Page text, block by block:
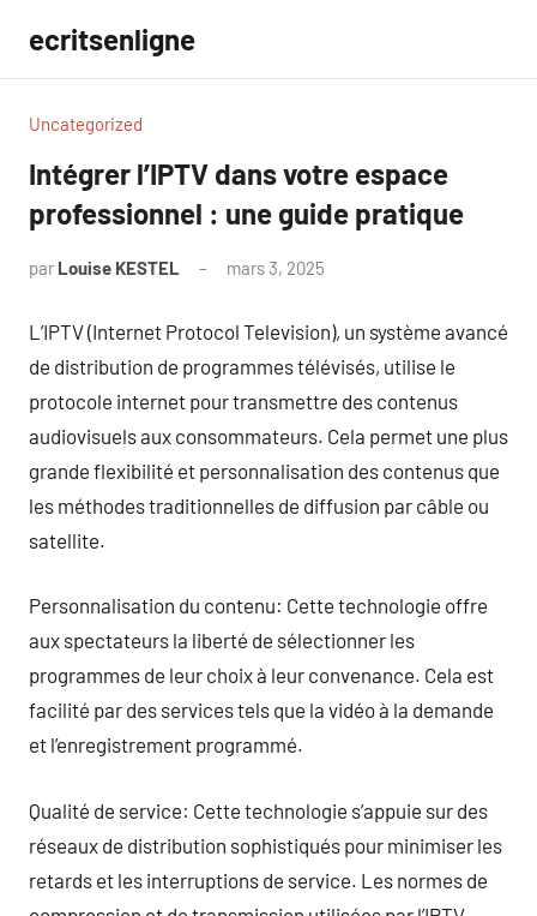
contenu
ecritsenligne
Uncategorized
Intégrer l’IPTV dans votre espace
professionnel : une guide pratique
par Louise KESTEL mars 3, 2025
L’IPTV (Internet Protocol Television), un système avancé
de distribution de programmes télévisés, utilise le
protocole internet pour transmettre des contenus
audiovisuels aux consommateurs. Cela permet une plus
grande flexibilité et personnalisation des contenus que
les méthodes traditionnelles de diffusion par câble ou
satellite.
Personnalisation du contenu: Cette technologie offre
aux spectateurs la liberté de sélectionner les
programmes de leur choix à leur convenance. Cela est
facilité par des services tels que la vidéo à la demande
et l’enregistrement programmé.
Qualité de service: Cette technologie s’appuie sur des
réseaux de distribution sophistiqués pour minimiser les
retards et les interruptions de service. Les normes de